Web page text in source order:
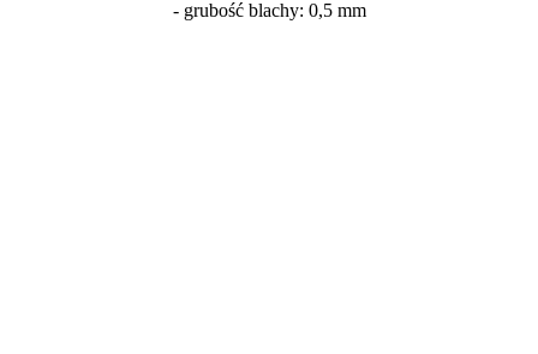
- grubość blachy: 0,5 mm